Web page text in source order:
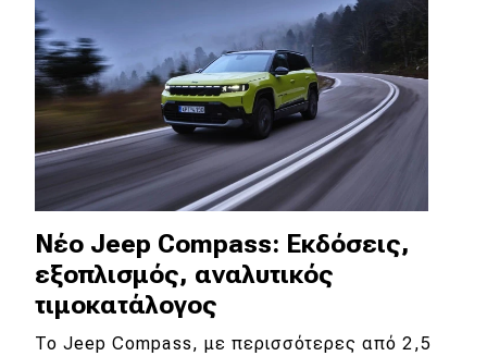
Νέο Jeep Compass: Εκδόσεις,
εξοπλισμός, αναλυτικός
τιμοκατάλογος
To Jeep Compass, με περισσότερες από 2,5